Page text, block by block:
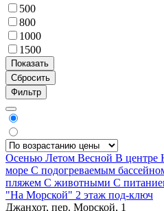
500
800
1000
1500
Фильтр
Осенью Летом Весной В центре
море С подогреваемым
пляжем С животными С
"На Морской" 2 этаж под-ключ
Джанхот, пер. Морской, 1